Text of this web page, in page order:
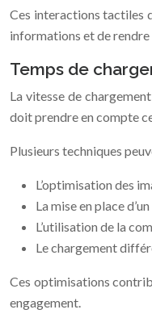
Ces interactions tactiles
informations et de
Temps de
La vitesse de
doit prendre en compte
Plusieurs techniques
L’optimisation des
La mise en place
L’utilisation de la
Le chargement
Ces optimisations
engagement.